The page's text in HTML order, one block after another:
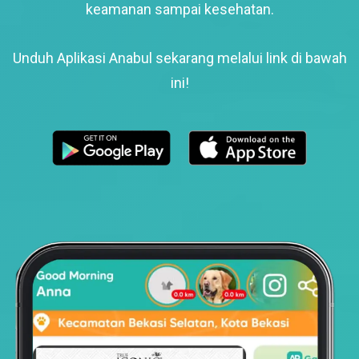
keamanan sampai kesehatan.
Unduh Aplikasi Anabul sekarang melalui link di bawah
ini!